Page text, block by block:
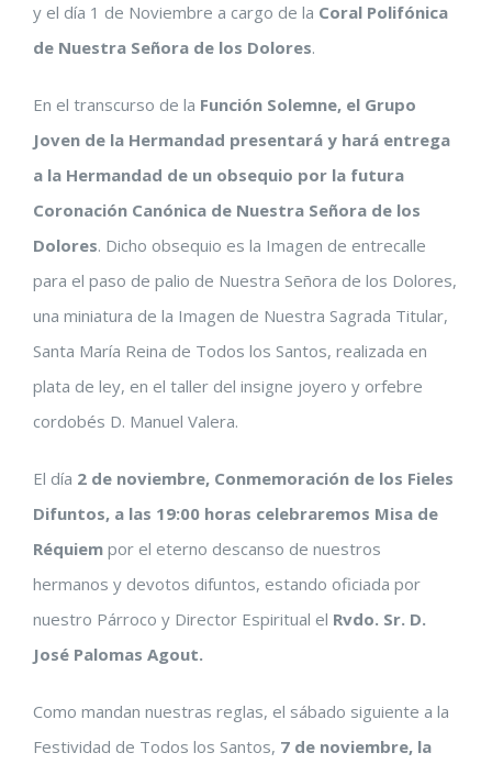
y el día 1 de Noviembre a cargo de la Coral Polifónica
de Nuestra Señora de los Dolores.
En el transcurso de la Función Solemne, el Grupo
Joven de la Hermandad presentará y hará entrega
a la Hermandad de un obsequio por la futura
Coronación Canónica de Nuestra Señora de los
Dolores. Dicho obsequio es la Imagen de entrecalle
para el paso de palio de Nuestra Señora de los Dolores,
una miniatura de la Imagen de Nuestra Sagrada Titular,
Santa María Reina de Todos los Santos, realizada en
plata de ley, en el taller del insigne joyero y orfebre
cordobés D. Manuel Valera.
El día 2 de noviembre, Conmemoración de los Fieles
Difuntos, a las 19:00 horas celebraremos Misa de
Réquiem por el eterno descanso de nuestros
hermanos y devotos difuntos, estando oficiada por
nuestro Párroco y Director Espiritual el Rvdo. Sr. D.
José Palomas Agout.
Como mandan nuestras reglas, el sábado siguiente a la
Festividad de Todos los Santos, 7 de noviembre, la